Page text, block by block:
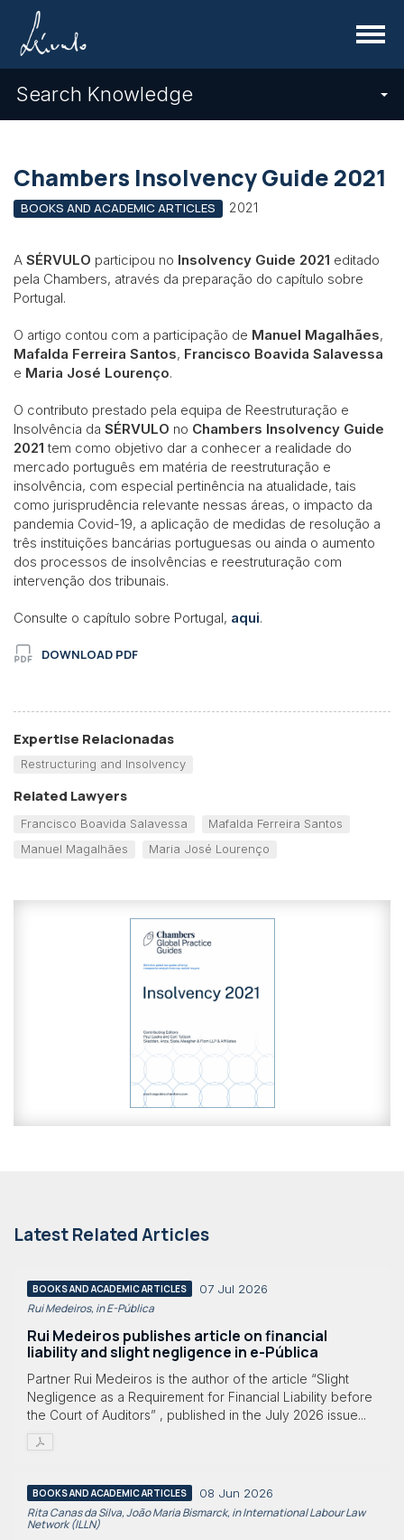
Menu
Search Knowledge
Chambers Insolvency Guide 2021
BOOKS AND ACADEMIC ARTICLES 2021
A SÉRVULO participou no Insolvency Guide 2021 editado
pela Chambers, através da preparação do capítulo sobre
Portugal.
O artigo contou com a participação de Manuel Magalhães,
Mafalda Ferreira Santos, Francisco Boavida Salavessa
e Maria José Lourenço.
O contributo prestado pela equipa de Reestruturação e
Insolvência da SÉRVULO no Chambers Insolvency Guide
2021tem como objetivo dar a conhecer a realidade do
mercado português em matéria de reestruturação e
insolvência, com especial pertinência na atualidade, tais
como jurisprudência relevante nessas áreas, o impacto da
pandemia Covid-19, a aplicação de medidas de resolução a
três instituições bancárias portuguesas ou ainda o aumento
dos processos de insolvências e reestruturação com
intervenção dos tribunais.
Consulte o capítulo sobre Portugal, aqui.
DOWNLOAD PDF
Expertise Relacionadas
Restructuring and Insolvency
Related Lawyers
Francisco Boavida Salavessa
Mafalda Ferreira Santos
Manuel Magalhães
Maria José Lourenço
Latest Related Articles
BOOKS AND ACADEMIC ARTICLES 07 Jul 2026
Rui Medeiros, in E-Pública
Rui Medeiros publishes article on financial
liability and slight negligence in e-Pública
Partner Rui Medeiros is the author of the article “Slight
Negligence as a Requirement for Financial Liability before
the Court of Auditors” , published in the July 2026 issue...
BOOKS AND ACADEMIC ARTICLES 08 Jun 2026
Rita Canas da Silva, João Maria Bismarck, in International Labour Law
Network (ILLN)